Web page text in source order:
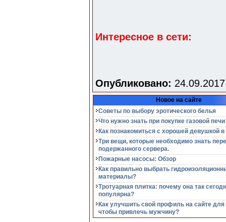
Интересное в сети:
Опубликовано:
Новое на сайте
Советы по выбору эротического белья
Что нужно знать при покупке газовой печи
Как познакомиться с хорошей девушкой в
Три вещи, которые необходимо знать
подержанного сервера.
Пожарные насосы: Обзор
Как правильно выбрать
материалы?
Тротуарная плитка: почему она так
популярна?
Как улучшить свой профиль на сайте для
чтобы привлечь мужчину?